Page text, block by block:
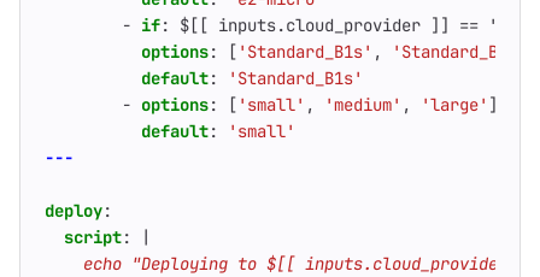
- if:
$[[ inputs.cloud_provider ]] ==
options: [ 'Standard_B1s' , 'Standard_B2s'
default:
'Standard_B1s'
- options: [ 'small' , 'medium' , 'large' ]
default:
'small'
---
deploy:
script: |